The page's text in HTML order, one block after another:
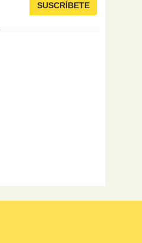
SUSCRÍBETE